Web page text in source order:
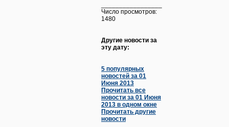
Число просмотров:
1480
Другие новости за
эту дату:
5 популярных
новостей за 01
Июня 2013
Прочитать все
новости за 01 Июня
2013 в одном окне
Прочитать другие
новости